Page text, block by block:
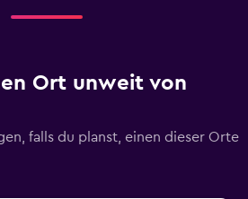
Ort unweit von
falls du planst, einen dieser Orte